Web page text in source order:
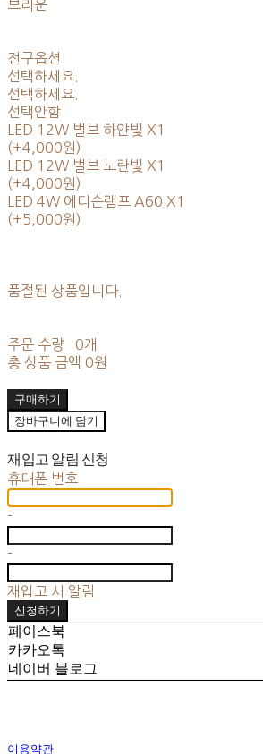
브라운
전구옵션
선택하세요.
선택하세요.
선택안함
LED 12W 벌브 하얀빛 X1
(+4,000원)
LED 12W 벌브 노란빛 X1
(+4,000원)
LED 4W 에디슨램프 A60 X1
(+5,000원)
품절된 상품입니다.
주문 수량
0개
총 상품 금액 0원
구매하기
장바구니에 담기
재입고 알림 신청
휴대폰 번호
-
-
재입고 시 알림
신청하기
페이스북
카카오톡
네이버 블로그
이용약관